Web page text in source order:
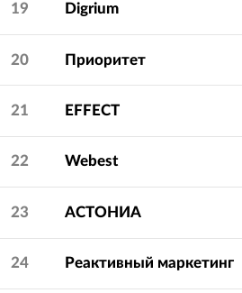
19 Digrium
20 Приоритет
21 EFFECT
22 Webest
23 АСТОНИА
24 Реактивный маркетинг